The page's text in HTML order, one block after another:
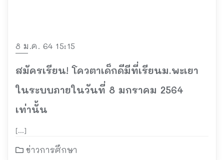
8 ม.ค. 64 15:15
สมัครเรียน! โควตาเด็กดีมีที่เรียนม.พะเยา
ในระบบภายในวันที่ 8 มกราคม 2564
เท่านั้น
[…]
ข่าวการศึกษา